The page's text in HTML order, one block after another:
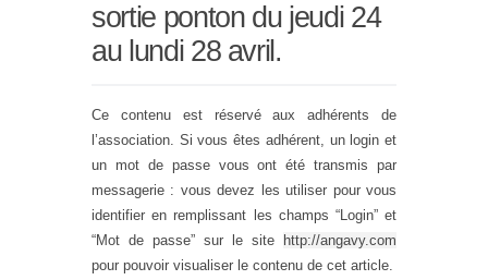
sortie ponton du jeudi 24
au lundi 28 avril.
Ce contenu est réservé aux adhérents de
l’association. Si vous êtes adhérent, un login et
un mot de passe vous ont été transmis par
messagerie : vous devez les utiliser pour vous
identifier en remplissant les champs “Login” et
“Mot de passe” sur le site http://angavy.com
pour pouvoir visualiser le contenu de cet article.